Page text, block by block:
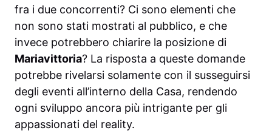
fra i due concorrenti? Ci sono elementi che
non sono stati mostrati al pubblico, e che
invece potrebbero chiarire la posizione di
Mariavittoria? La risposta a queste domande
potrebbe rivelarsi solamente con il susseguirsi
degli eventi all’interno della Casa, rendendo
ogni sviluppo ancora più intrigante per gli
appassionati del reality.